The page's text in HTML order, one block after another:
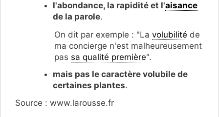
l'abondance, la rapidité et l'aisance
de la parole.
On dit par exemple : "La volubilité de
ma concierge n'est malheureusement
pas sa qualité première".
mais pas le caractère volubile de
certaines plantes.
Source : www.larousse.fr